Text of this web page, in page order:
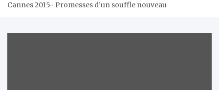
Cannes 2015- Promesses d’un souffle nouveau